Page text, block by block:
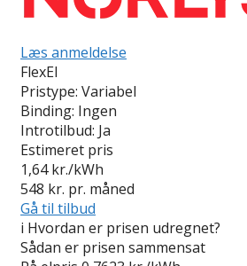
Læs anmeldelse
FlexEl
Pristype: Variabel
Binding: Ingen
Introtilbud: Ja
Estimeret pris
1,64 kr./kWh
548 kr. pr. måned
Gå til tilbud
i Hvordan er prisen udregnet?
Sådan er prisen sammensat